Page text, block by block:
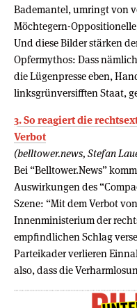
Bademantel, umringt von
Möchtegern-
Und diese Bilder stärken
Opfermythos: Dass
die Lügenpresse eben,
linksgrünversifften Staat,
3. So reagiert die
Verbot
(belltower.news, Stefan
Bei “Belltower.News”
Auswirkungen des
Szene: “Mit dem Verbot
Innenministerium der
empfindlichen Schlag
Parteikader verlieren
also, dass die